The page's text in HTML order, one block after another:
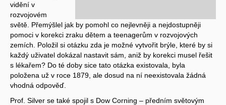
vidění v
rozvojovém
světě. Přemýšlel jak by pomohl co nejlevněji a nejdostupněji
pomoci v korekci zraku dětem a teenagerům v rozvojových
zemích. Položil si otázku zda je možné vytvořit brýle, které by si
každý uživatel dokázal nastavit sám, aniž by korekci musel řešit
s lékařem? Do té doby sice tato otázka existovala, byla
položena už v roce 1879, ale dosud na ní neexistovala žádná
vhodná odpověď.
Prof. Silver se také spojil s Dow Corning – předním světovým